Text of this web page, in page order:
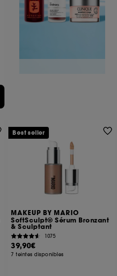
MAKEUP BY MARIO
SoftSculpt® Sérum Bronzant
& Sculptant
1075
39,90€
7 teintes disponibles
Best seller